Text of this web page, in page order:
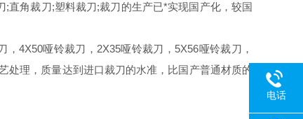
直角裁刀;塑料裁刀;裁刀的生产已*实现国产化，较国
4X50哑铃裁刀，2X35哑铃裁刀，5X56哑铃裁刀，
处理，质量达到进口裁刀的水准，比国产普通材质的
电话